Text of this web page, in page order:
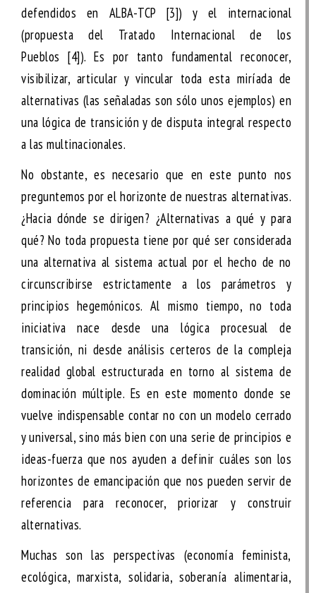
defendidos en ALBA-TCP [3]) y el internacional
(propuesta del Tratado Internacional de los
Pueblos [4]). Es por tanto fundamental reconocer,
visibilizar, articular y vincular toda esta miríada de
alternativas (las señaladas son sólo unos ejemplos) en
una lógica de transición y de disputa integral respecto
a las multinacionales.
No obstante, es necesario que en este punto nos
preguntemos por el horizonte de nuestras alternativas.
¿Hacia dónde se dirigen? ¿Alternativas a qué y para
qué? No toda propuesta tiene por qué ser considerada
una alternativa al sistema actual por el hecho de no
circunscribirse estrictamente a los parámetros y
principios hegemónicos. Al mismo tiempo, no toda
iniciativa nace desde una lógica procesual de
transición, ni desde análisis certeros de la compleja
realidad global estructurada en torno al sistema de
dominación múltiple. Es en este momento donde se
vuelve indispensable contar no con un modelo cerrado
y universal, sino más bien con una serie de principios e
ideas-fuerza que nos ayuden a definir cuáles son los
horizontes de emancipación que nos pueden servir de
referencia para reconocer, priorizar y construir
alternativas.
Muchas son las perspectivas (economía feminista,
ecológica, marxista, solidaria, soberanía alimentaria,